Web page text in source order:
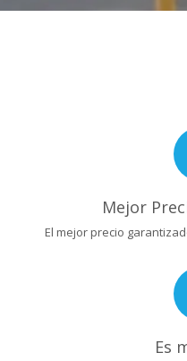
Mejor
El mejor precio
Es